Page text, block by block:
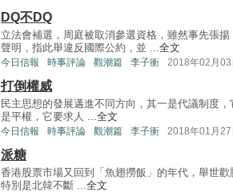
DQ不DQ
立法會補選，周庭被取消參選資格，雖然事先張
聲明，指此舉違反國際公約，並 ...全文
今日信報 時事評論 觀潮篇 李子衝 2018年02月03
打倒權威
民主思想的發展邁進不同方向，其一是代議制度
是平權，它要求人 ...全文
今日信報 時事評論 觀潮篇 李子衝 2018年01月27
派糖
香港股票市場又回到「魚翅撈飯」的年代，舉世
特別是北韓不斷 ...全文